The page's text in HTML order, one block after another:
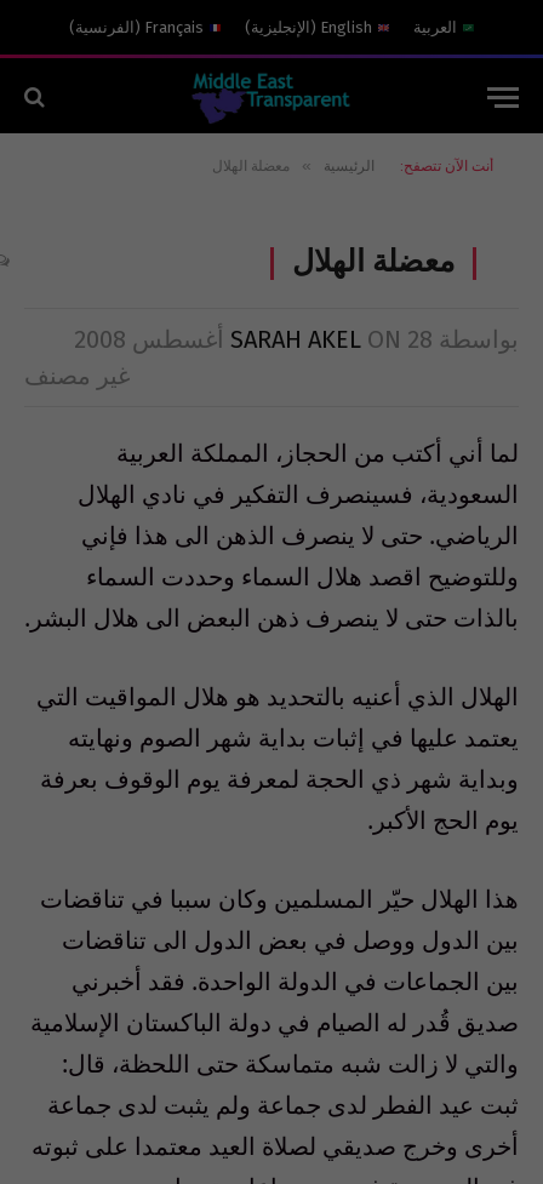
العربية English
( الإنجليزية)
Français
( الفرنسية)
أنت الآن تتصفح: الرئيسية » معضلة الهلال
معضلة الهلال
بواسطة SARAH AKEL ON 28 أغسطس 2008
غير مصنف
لما أني أكتب من الحجاز، المملكة العربية
السعودية، فسينصرف التفكير في نادي الهلال
الرياضي. حتى لا ينصرف الذهن الى هذا فإني
وللتوضيح اقصد هلال السماء وحددت السماء
بالذات حتى لا ينصرف ذهن البعض الى هلال البشر.
الهلال الذي أعنيه بالتحديد هو هلال المواقيت التي
يعتمد عليها في إثبات بداية شهر الصوم ونهايته
وبداية شهر ذي الحجة لمعرفة يوم الوقوف بعرفة
يوم الحج الأكبر.
هذا الهلال حيّر المسلمين وكان سببا في تناقضات
بين الدول ووصل في بعض الدول الى تناقضات
بين الجماعات في الدولة الواحدة. فقد أخبرني
صديق قُدر له الصيام في دولة الباكستان الإسلامية
والتي لا زالت شبه متماسكة حتى اللحظة، قال:
ثبت عيد الفطر لدى جماعة ولم يثبت لدى جماعة
أخرى وخرج صديقي لصلاة العيد معتمدا على ثبوته